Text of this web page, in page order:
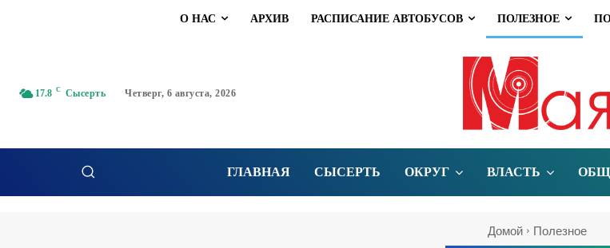
О НАС АРХИВ РАСПИСАНИЕ АВТОБУСОВ ПОЛЕЗНОЕ
17.8 C Сысерть Четверг, 6 августа, 2026
ГЛАВНАЯ СЫСЕРТЬ ОКРУГ ВЛАСТЬ
Домой Полезное